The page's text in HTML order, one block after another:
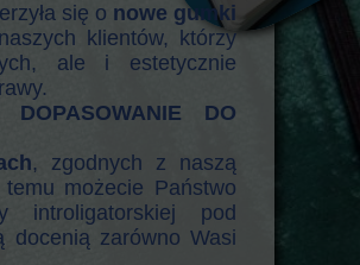
się o nowe gumki
klientów, którzy
ale i estetycznie
DO
, zgodnych z naszą
możecie Państwo
introligatorskiej pod
docenią zarówno Wasi